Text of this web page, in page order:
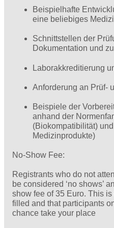
Beispielhafte
eine beliebiges
Schnittstellen der
Dokumentation und
Laborakkreditierung
Anforderung an Prüf-
Beispiele der
anhand der
(Biokompatibilität)
Medizinprodukte)
No-Show Fee:
Registrants who do not
be considered ‘no shows’
show fee of 35 Euro. This
filled and that participants
chance take your place